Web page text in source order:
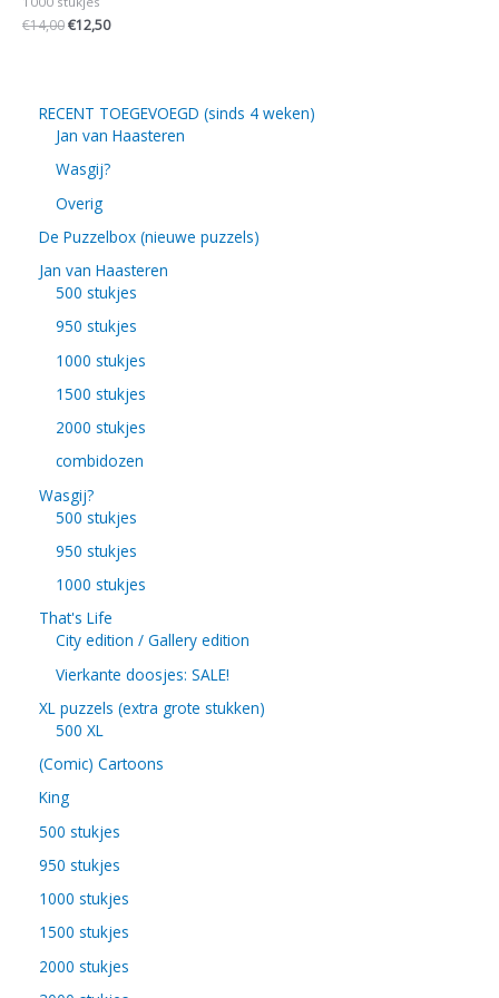
€14,00€12,50
RECENT TOEGEVOEGD (sinds 4 weken)
Jan van Haasteren
Wasgij?
Overig
De Puzzelbox (nieuwe puzzels)
Jan van Haasteren
500 stukjes
950 stukjes
1000 stukjes
1500 stukjes
2000 stukjes
combidozen
Wasgij?
500 stukjes
950 stukjes
1000 stukjes
That's Life
City edition / Gallery edition
Vierkante doosjes: SALE!
XL puzzels (extra grote stukken)
500 XL
(Comic) Cartoons
King
500 stukjes
950 stukjes
1000 stukjes
1500 stukjes
2000 stukjes